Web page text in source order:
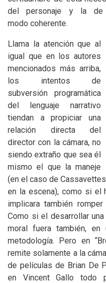
del personaje y la
modo coherente.
Llama la atención que al
igual que en los autores
mencionados más arriba,
los intentos de
subversión programática
del lenguaje narrativo
tiendan a propiciar una
relación directa del
director con la cámara, no
siendo extraño que sea él
mismo el que la maneje
(en el caso de
en la escena), como si el
implicara también
Como si el desarrollar
moral fuera también, en
metodología. Pero en
remite solamente a la
de películas de Brian De
en Vincent Gallo todo